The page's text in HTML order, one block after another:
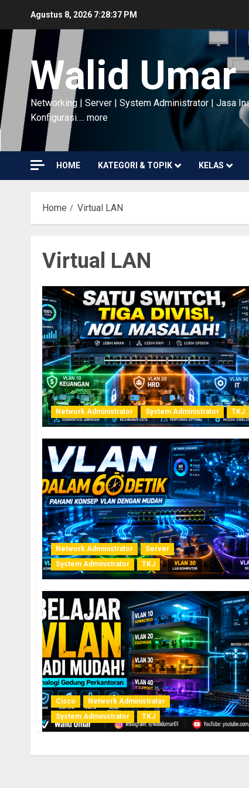
content
Agustus 8, 2026 7:28:37 PM
Walid Umar
Networking | Server | System Administrator | Jasa
Konfigurasi…. more
HOME KATEGORI & TOPIK KELAS
Home Virtual LAN
Virtual LAN
Network Administrator System Administrator TKJ
Network Administrator
Server
System Administrator
TKJ
Cisco
Network Administrator
System Administrator
TKJ